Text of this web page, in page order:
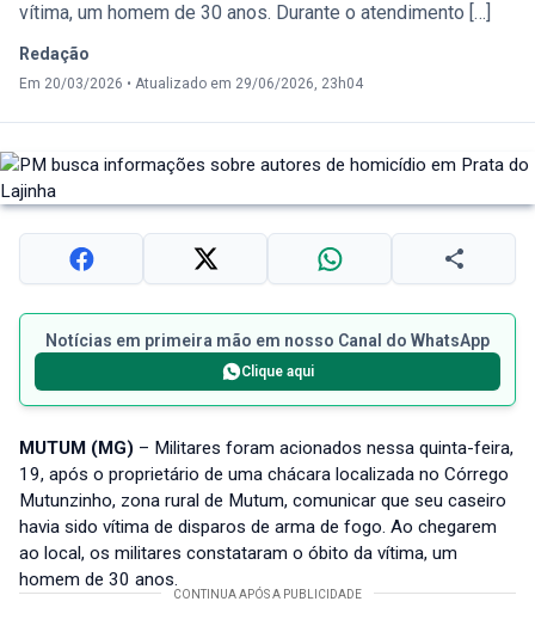
vítima, um homem de 30 anos. Durante o atendimento […]
Redação
Em 20/03/2026 • Atualizado em 29/06/2026, 23h04
Notícias em primeira mão em nosso Canal do WhatsApp
Clique aqui
MUTUM (MG) – Militares foram acionados nessa quinta-feira,
19, após o proprietário de uma chácara localizada no Córrego
Mutunzinho, zona rural de Mutum, comunicar que seu caseiro
havia sido vítima de disparos de arma de fogo. Ao chegarem
ao local, os militares constataram o óbito da vítima, um
homem de 30 anos.